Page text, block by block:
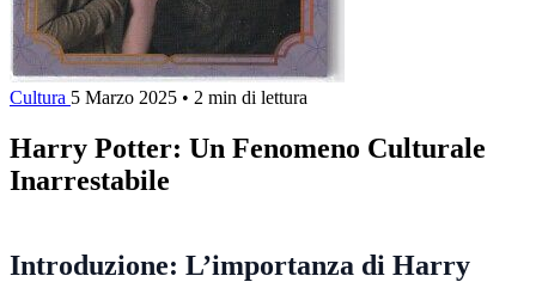
Cultura 5 Marzo 2025 • 2 min di lettura
Harry Potter: Un Fenomeno Culturale
Inarrestabile
Introduzione: L’importanza di Harry